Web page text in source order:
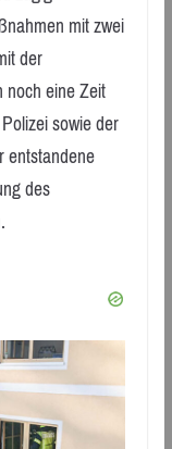
mit zwei
der
eine Zeit
sowie der
entstandene
des